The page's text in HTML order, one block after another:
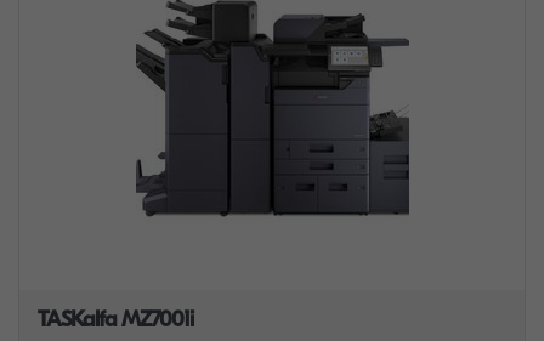
TASKalfa MZ7001i